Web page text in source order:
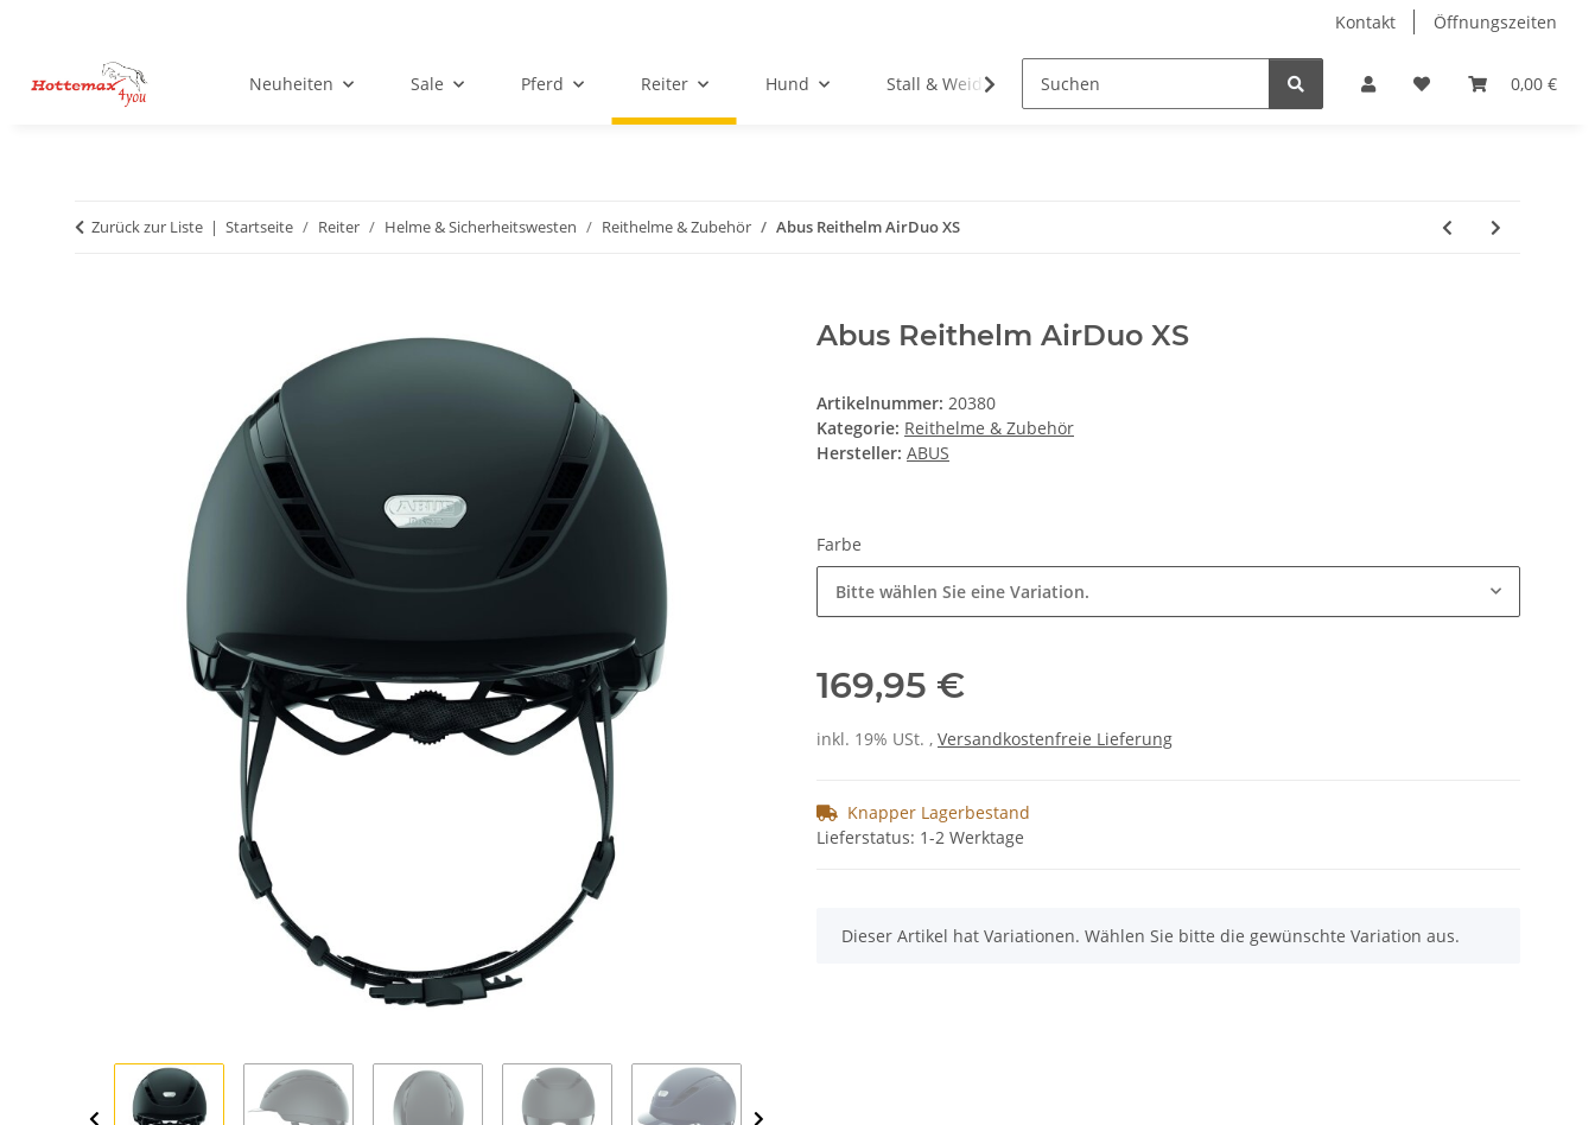
Kontakt Öffnungszeiten
0,00 €
Neuheiten Sale Pferd Reiter Hund Stall & Weide Hobby Horse Dienstleistungen Geschenkartikel &
Zurück zur Liste Startseite Reiter Helme & Sicherheitswesten Reithelme & Zubehör Abus Reithelm AirDuo XS
Abus Reithelm AirDuo XS
Artikelnummer: 20380
Kategorie: Reithelme & Zubehör
Hersteller: ABUS
Farbe
Bitte wählen Sie eine Variation.
169,95 €
inkl. 19% USt. , Versandkostenfreie Lieferung
Knapper Lagerbestand
Lieferstatus: 1-2 Werktage
x
Dieser Artikel hat Variationen. Wählen Sie bitte die gewünschte Variation aus.